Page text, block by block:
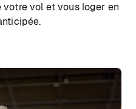
vol et vous loger en